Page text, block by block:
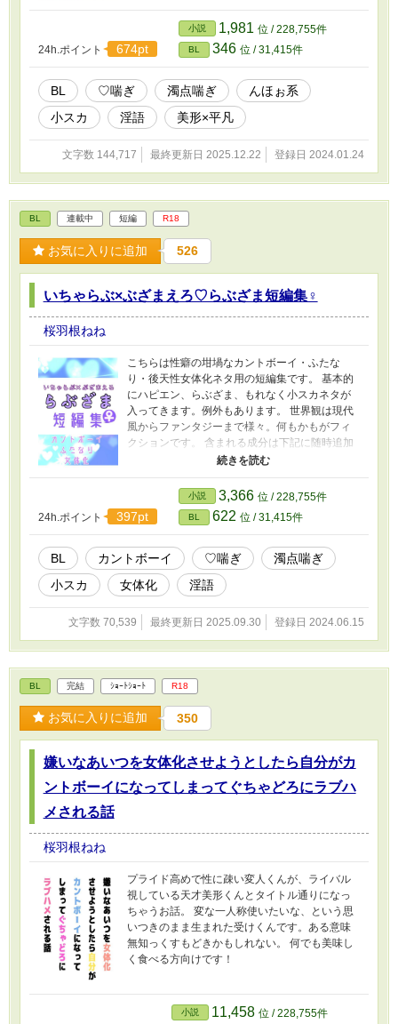
れション・飲尿・浴尿・おむつ・温泉浣腸)/♡喘
ぎ/濁点喘ぎ/んほぉ系/執着/淫語/常識改変/洗脳/羞
恥/3P/衆人環視/催眠/幼児退行/産卵/放屁/スパン
キング/触手/人外/食ザー/男性妊娠/擬似排泄/女装/
落書き/母乳/逆バニー/ヤンデレ
24h.ポイント 674pt
小説 1,981 位 / 228,755件
BL 346 位 / 31,415件
BL ♡喘ぎ 濁点喘ぎ
んほぉ系
小スカ
淫語 美形×平凡
文字数 144,717 最終更新日 2025.12.22 登録日 2024.01.24
BL 連載中 短編 R18
お気に入りに追加 526
いちゃらぶ×ぶざまえろ♡らぶざま短編集♀
桜羽根ねね
こちらは性癖の坩堝なカントボーイ・ふたな
り・後天性女体化ネタ用の短編集です。 基本的
にハピエン、らぶざま、もれなく小スカネタが
入ってきます。例外もあります。 世界観は現代
風からファンタジーまで様々。何もかもがフィ
クションです。 含まれる成分は下記に随時追加
していきますが、何でも美味しく食べる方向け
リ責め/潮噴き/常識改変/露出/羞恥/時姦/幼児退行/
ぶっかけ/産卵/衆人環視/貞操帯/母乳/玩具/女装/尿
道責め/壁尻もどき/ざまぁ風/人外
24h.ポイント 397pt
小説 3,366 位 / 228,755件
BL 622 位 / 31,415件
BL カントボーイ ♡喘ぎ
濁点喘ぎ
小スカ
女体化 淫語
文字数 70,539 最終更新日 2025.09.30 登録日 2024.06.15
BL 完結 ｼｮｰﾄｼｮｰﾄ R18
お気に入りに追加 350
嫌いなあいつを女体化させようとしたら自分がカ
ントボーイになってしまってぐちゃどろにラブハ
メされる話
桜羽根ねね
プライド高めで性に疎い変人くんが、ライバル
視している天才美形くんとタイトル通りになっ
ちゃうお話。 変な一人称使いたいな、という思
いつきのまま生まれた受けくんです。ある意味
無知っくすもどきかもしれない。 何でも美味し
く食べる方向けです！
小説 11,458 位 / 228,755件